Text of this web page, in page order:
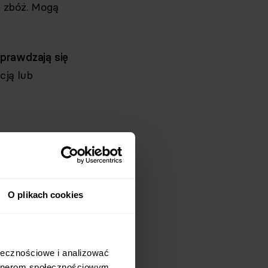
O plikach cookies
i analizować
Mogą
się
lub
w